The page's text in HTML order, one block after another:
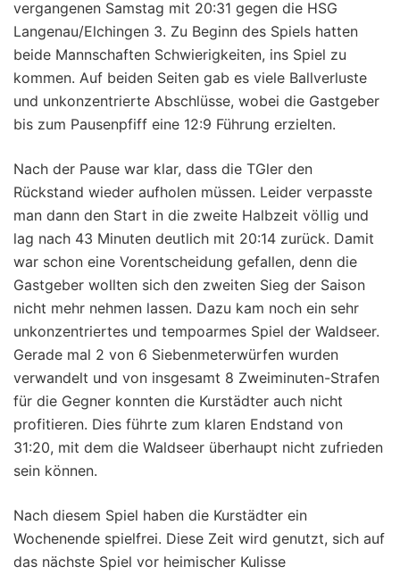
vergangenen Samstag mit 20:31 gegen die HSG
Langenau/Elchingen 3. Zu Beginn des Spiels hatten
beide Mannschaften Schwierigkeiten, ins Spiel zu
kommen. Auf beiden Seiten gab es viele Ballverluste
und unkonzentrierte Abschlüsse, wobei die Gastgeber
bis zum Pausenpfiff eine 12:9 Führung erzielten.
Nach der Pause war klar, dass die TGler den
Rückstand wieder aufholen müssen. Leider verpasste
man dann den Start in die zweite Halbzeit völlig und
lag nach 43 Minuten deutlich mit 20:14 zurück. Damit
war schon eine Vorentscheidung gefallen, denn die
Gastgeber wollten sich den zweiten Sieg der Saison
nicht mehr nehmen lassen. Dazu kam noch ein sehr
unkonzentriertes und tempoarmes Spiel der Waldseer.
Gerade mal 2 von 6 Siebenmeterwürfen wurden
verwandelt und von insgesamt 8 Zweiminuten-Strafen
für die Gegner konnten die Kurstädter auch nicht
profitieren. Dies führte zum klaren Endstand von
31:20, mit dem die Waldseer überhaupt nicht zufrieden
sein können.
Nach diesem Spiel haben die Kurstädter ein
Wochenende spielfrei. Diese Zeit wird genutzt, sich auf
das nächste Spiel vor heimischer Kulisse